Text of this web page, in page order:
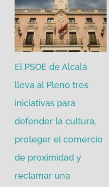
El PSOE de Alcalá
lleva al Pleno tres
iniciativas para
defender la cultura,
proteger el comercio
de proximidad y
reclamar una